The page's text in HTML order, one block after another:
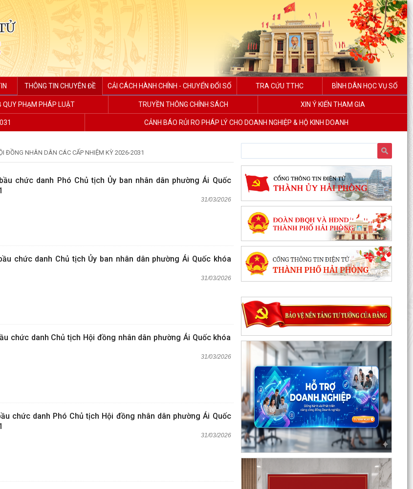
THÔNG TIN CHUYÊN ĐỀ CẢI CÁCH HÀNH CHÍNH - CHUYỂN ĐỔI SỐ TRA CỨU TTHC BÌNH DÂN HỌC VỤ SỐ
QUY PHẠM PHÁP LUẬT TRUYỀN THÔNG CHÍNH SÁCH XIN Ý KIẾN THAM GIA
CẢNH BÁO RỦI RO PHÁP LÝ CHO DOANH NGHIỆP & HỘ KINH DOANH
ĐỒNG NHÂN DÂN CÁC CẤP NHIỆM KỲ 2026-2031
chức danh Phó Chủ tịch Ủy ban nhân dân phường Ái Quốc
31/03/2026
chức danh Chủ tịch Ủy ban nhân dân phường Ái Quốc khóa
31/03/2026
chức danh Chủ tịch Hội đồng nhân dân phường Ái Quốc khóa
31/03/2026
chức danh Phó Chủ tịch Hội đồng nhân dân phường Ái Quốc
31/03/2026